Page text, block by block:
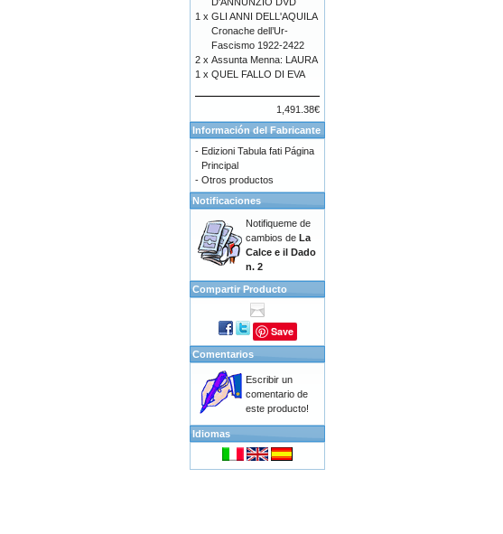
1 x GLI ANNI DELL'AQUILA
Cronache dell’Ur-
Fascismo 1922-2422
2 x Assunta Menna: LAURA
1 x QUEL FALLO DI EVA
1,491.38€
Información del Fabricante
- Edizioni Tabula fati Página
Principal
- Otros productos
Notificaciones
Notifiqueme de
cambios de La
Calce e il Dado
n. 2
Compartir Producto
Save
Comentarios
Escribir un
comentario de
este producto!
Idiomas